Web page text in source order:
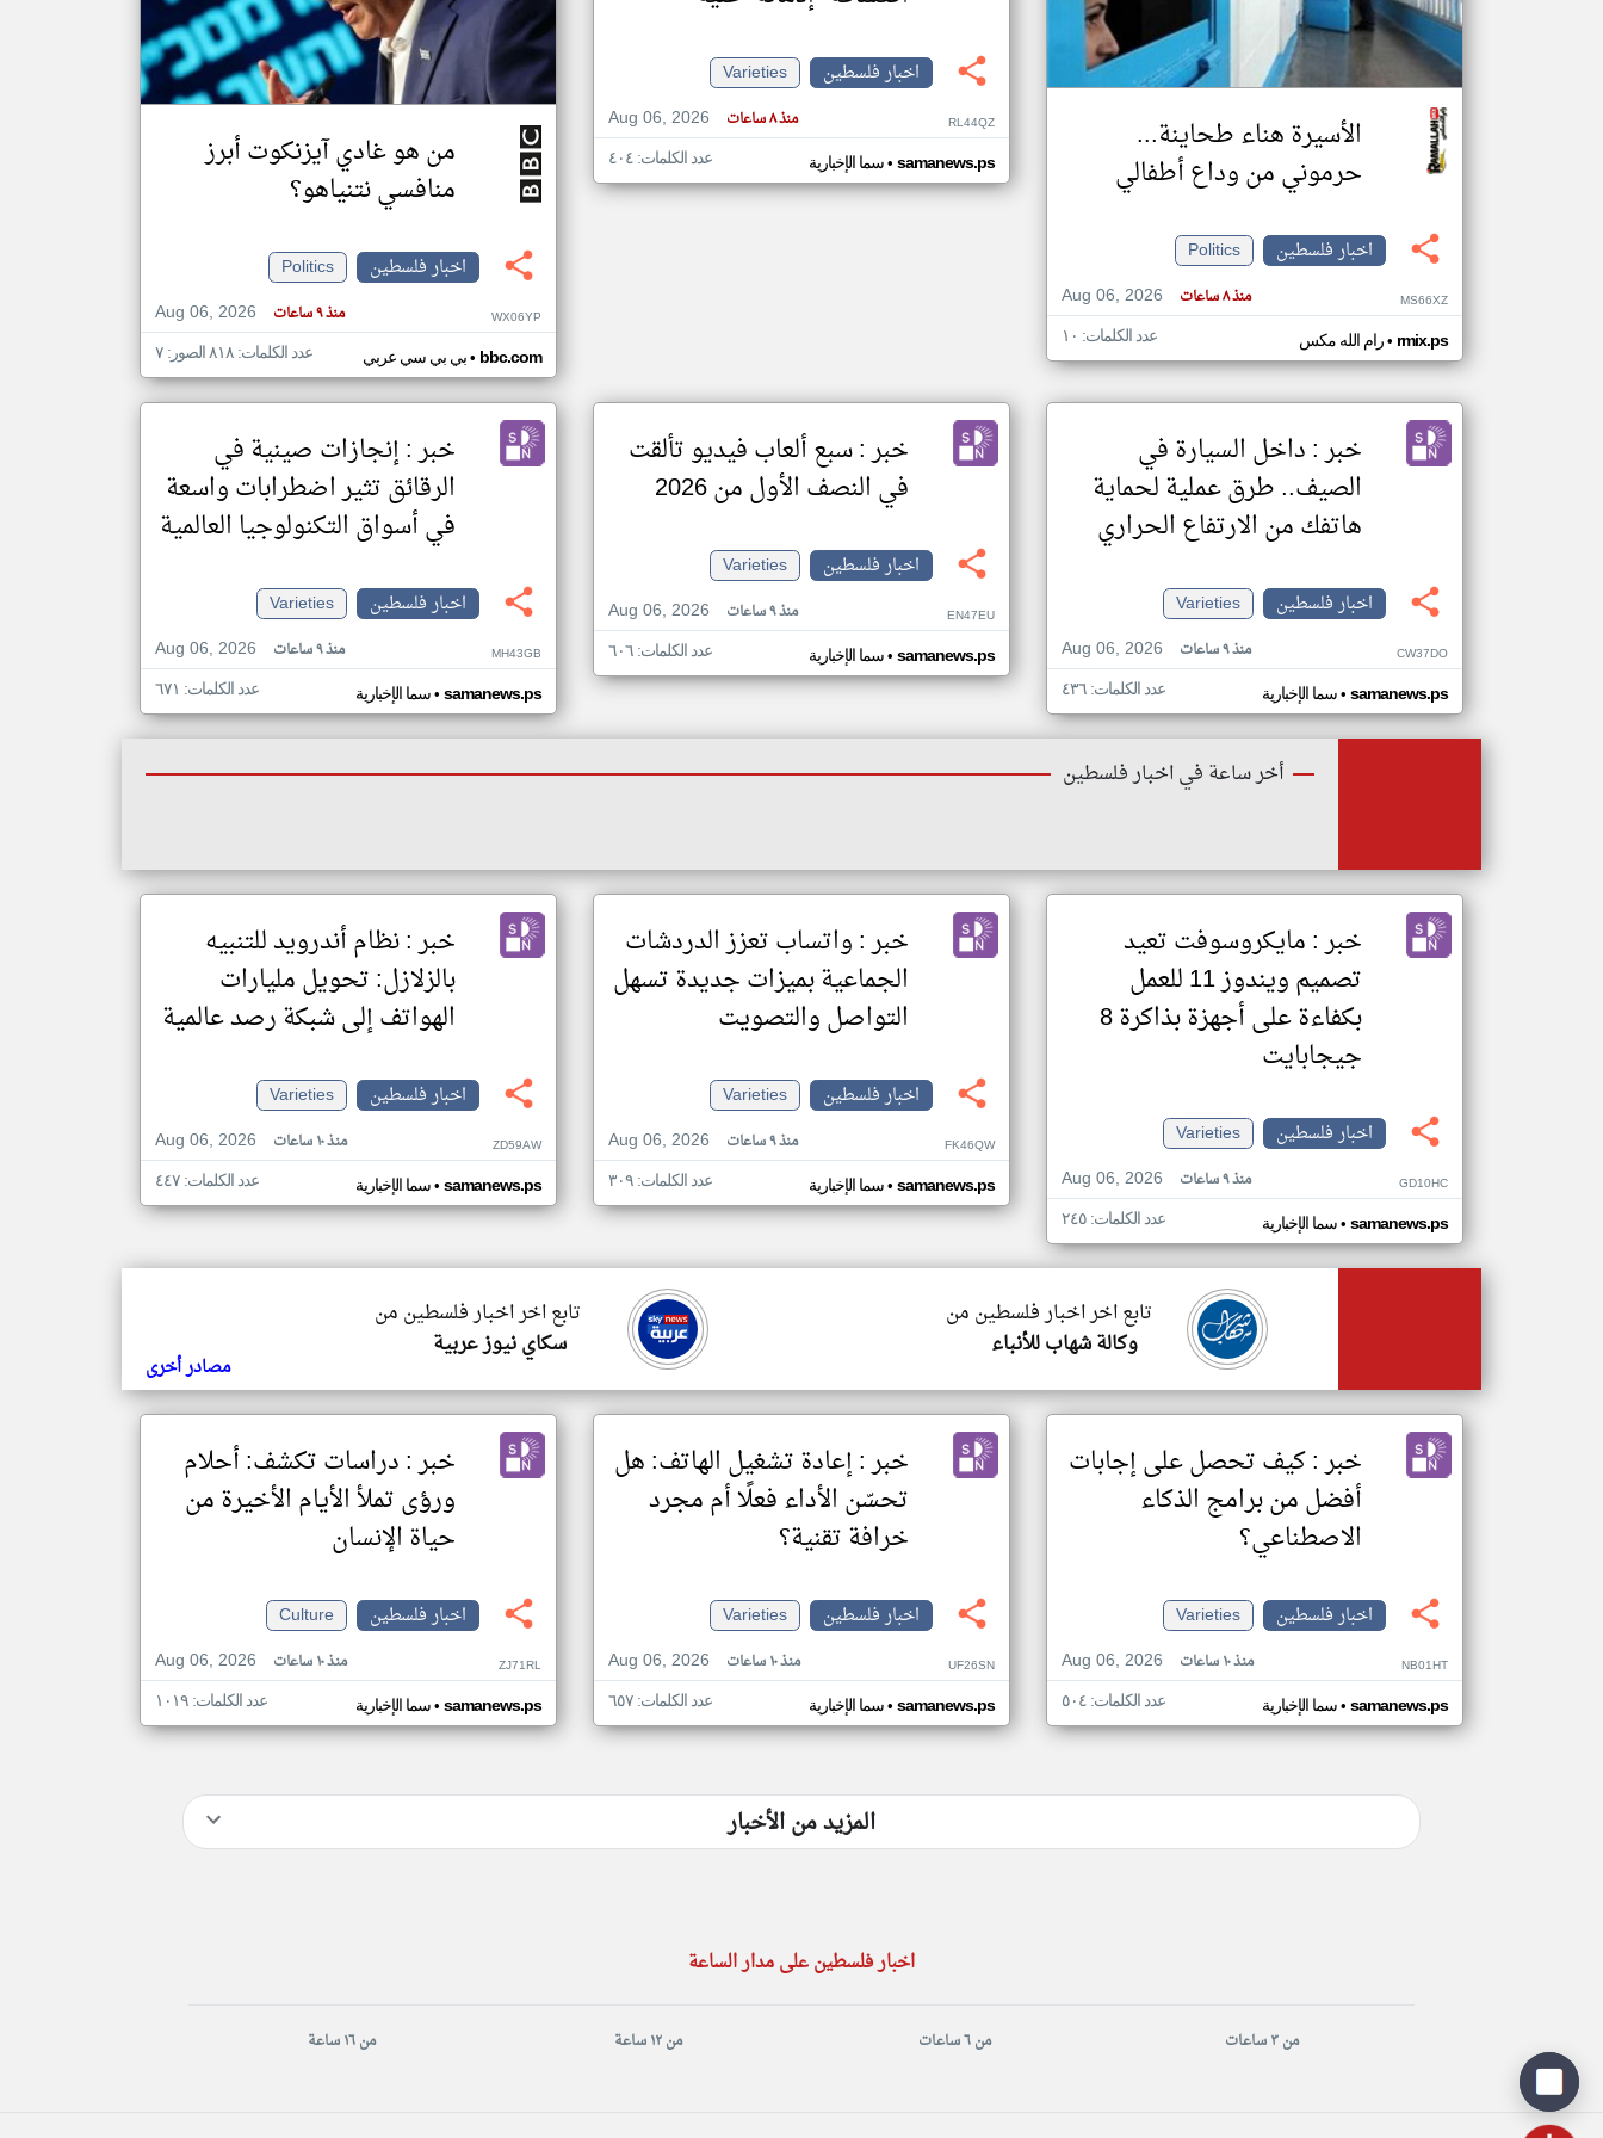
تغيير الدولة
اخبار فلسطين على مدار الساعة
أهم اخبار فلسطين العاجلة والمباشرة
الأسيرة هناء طحاينة...
حرموني من وداع أطفالي
اخبار فلسطين
Politics
Aug 06, 2026
منذ ٨ ساعات MS66XZ
رام الله مكس• rmix.ps عدد الكلمات: ١٠
اخبار فلسطين
Varieties
Aug 06, 2026
منذ ٨ ساعات RL44QZ
سما الإخبارية• samanews.ps عدد الكلمات: ٤٠٤
من هو غادي آيزنكوت أبرز
منافسي نتنياهو؟
اخبار فلسطين
Politics
Aug 06, 2026
منذ ٩ ساعات WX06YP
بي بي سي عربي• bbc.com عدد الكلمات: ٨١٨ الصور: ٧
خبر : داخل السيارة في
الصيف.. طرق عملية لحماية
هاتفك من الارتفاع الحراري
اخبار فلسطين
Varieties
Aug 06, 2026
منذ ٩ ساعات CW37DO
سما الإخبارية• samanews.ps عدد الكلمات: ٤٣٦
خبر : سبع ألعاب فيديو تألقت
في النصف الأول من 2026
اخبار فلسطين
Varieties
Aug 06, 2026
منذ ٩ ساعات EN47EU
سما الإخبارية• samanews.ps عدد الكلمات: ٦٠٦
خبر : إنجازات صينية في
الرقائق تثير اضطرابات واسعة
في أسواق التكنولوجيا العالمية
اخبار فلسطين
Varieties
Aug 06, 2026
منذ ٩ ساعات MH43GB
سما الإخبارية• samanews.ps عدد الكلمات: ٦٧١
أخر ساعة في اخبار فلسطين
خبر : مايكروسوفت تعيد
تصميم ويندوز 11 للعمل
بكفاءة على أجهزة بذاكرة 8
جيجابايت
اخبار فلسطين
Varieties
Aug 06, 2026
منذ ٩ ساعات GD10HC
سما الإخبارية• samanews.ps عدد الكلمات: ٢٤٥
خبر : واتساب تعزز الدردشات
الجماعية بميزات جديدة تسهل
التواصل والتصويت
اخبار فلسطين
Varieties
Aug 06, 2026
منذ ٩ ساعات FK46QW
سما الإخبارية• samanews.ps عدد الكلمات: ٣٠٩
خبر : نظام أندرويد للتنبيه
بالزلازل: تحويل مليارات
الهواتف إلى شبكة رصد عالمية
اخبار فلسطين
Varieties
Aug 06, 2026
منذ ١٠ ساعات ZD59AW
سما الإخبارية• samanews.ps عدد الكلمات: ٤٤٧
تابع اخر اخبار فلسطين من
سكاي نيوز عربية
تابع اخر اخبار فلسطين من
وكالة شهاب للأنباء
مصادر أخرى
خبر : كيف تحصل على إجابات
أفضل من برامج الذكاء
الاصطناعي؟
اخبار فلسطين
Varieties
Aug 06, 2026
منذ ١٠ ساعات NB01HT
سما الإخبارية• samanews.ps عدد الكلمات: ٥٠٤
خبر : إعادة تشغيل الهاتف: هل
تحسّن الأداء فعلًا أم مجرد
خرافة تقنية؟
اخبار فلسطين
Varieties
Aug 06, 2026
منذ ١٠ ساعات UF26SN
سما الإخبارية• samanews.ps عدد الكلمات: ٦٥٧
خبر : دراسات تكشف: أحلام
ورؤى تملأ الأيام الأخيرة من
حياة الإنسان
اخبار فلسطين
Culture
Aug 06, 2026
منذ ١٠ ساعات ZJ71RL
سما الإخبارية• samanews.ps عدد الكلمات: ١٠١٩
المزيد من الأخبار
اخبار فلسطين على مدار الساعة
من ٣ ساعات من ٦ ساعات من ١٢ ساعة من ١٦ ساعة
klyoum.com